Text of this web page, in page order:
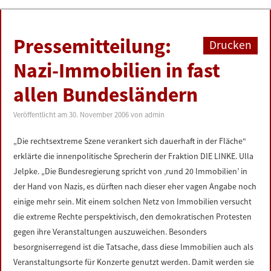
BUNDESTAG
PRESSE
ZUR PERSON
LINKS
DATENSCHUTZERKLÄRUNG
IMPRESSUM
Drucken
Pressemitteilung:
Nazi-Immobilien in fast
allen Bundesländern
Veröffentlicht am30. November 2006 vonadmin
„Die rechtsextreme Szene verankert sich dauerhaft in der Fläche“
erklärte die innenpolitische Sprecherin der Fraktion DIE LINKE. Ulla
Jelpke. „Die Bundesregierung spricht von ‚rund 20 Immobilien’ in
der Hand von Nazis, es dürften nach dieser eher vagen Angabe noch
einige mehr sein. Mit einem solchen Netz von Immobilien versucht
die extreme Rechte perspektivisch, den demokratischen Protesten
gegen ihre Veranstaltungen auszuweichen. Besonders
besorgniserregend ist die Tatsache, dass diese Immobilien auch als
Veranstaltungsorte für Konzerte genutzt werden. Damit werden sie